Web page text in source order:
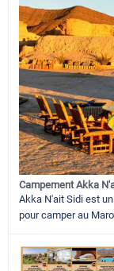
Campement Akka
Akka N'ait Sidi est
pour camper au